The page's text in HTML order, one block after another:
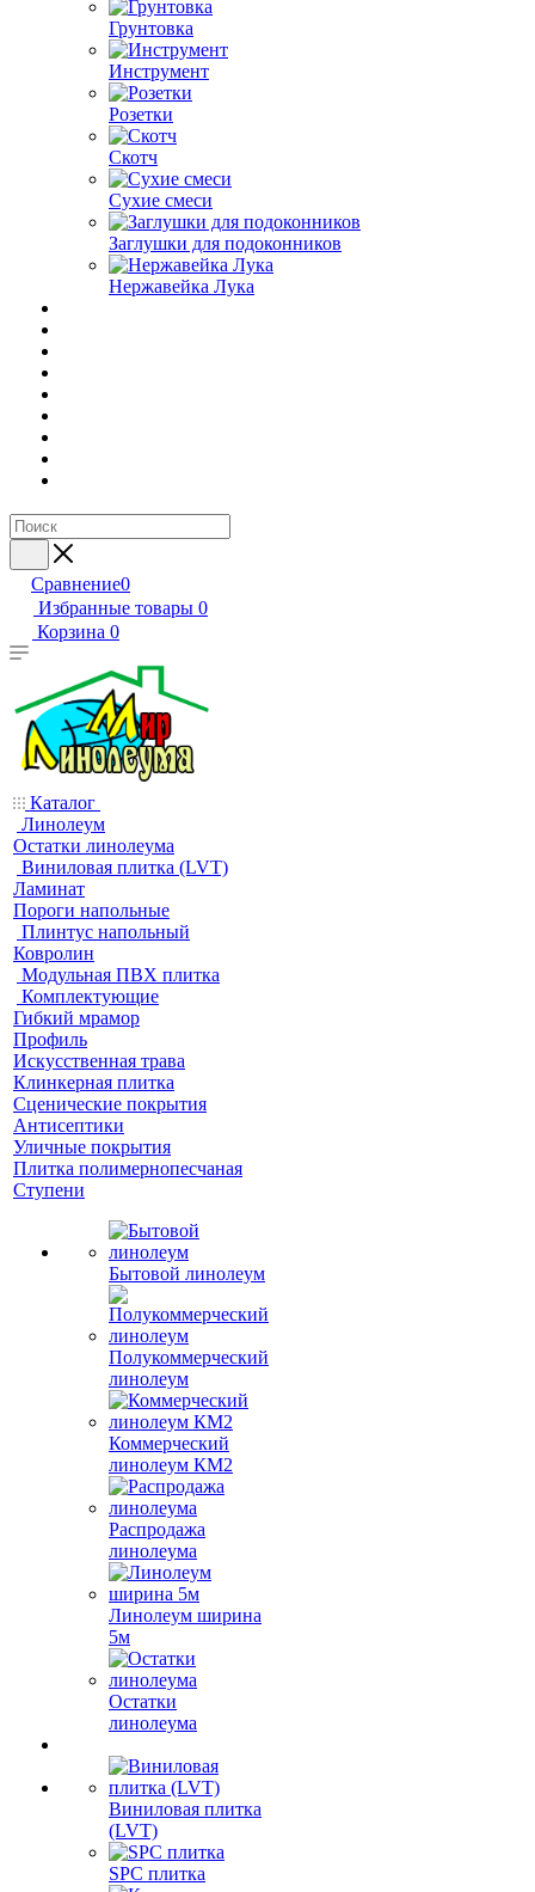
Грунтовка
Инструмент
Розетки
Скотч
Сухие смеси
Заглушки для подоконников
Нержавейка Лука
Сравнение0
Избранные товары 0
Корзина 0
Каталог
Линолеум
Остатки линолеума
Виниловая плитка (LVT)
Ламинат
Пороги напольные
Плинтус напольный
Ковролин
Модульная ПВХ плитка
Комплектующие
Гибкий мрамор
Профиль
Искусственная трава
Клинкерная плитка
Сценические покрытия
Антисептики
Уличные покрытия
Плитка полимернопесчаная
Ступени
Бытовой линолеум
Полукоммерческий
линолеум
Коммерческий
линолеум КМ2
Распродажа
линолеума
Линолеум ширина
5м
Остатки
линолеума
Виниловая плитка
(LVT)
SPC плитка